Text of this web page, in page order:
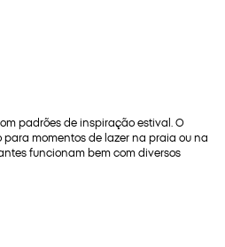
padrões de inspiração estival. O
momentos de lazer na praia ou na
funcionam bem com diversos